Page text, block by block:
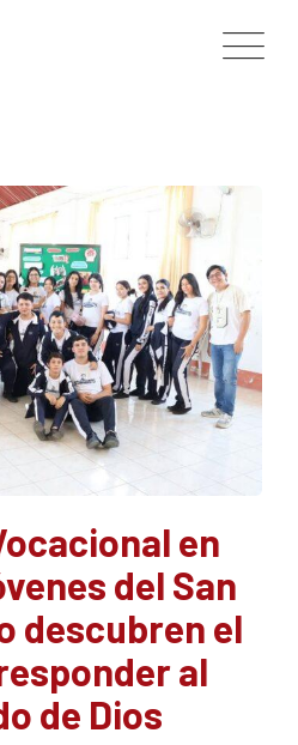
en
del San
descubren el
al
de Dios